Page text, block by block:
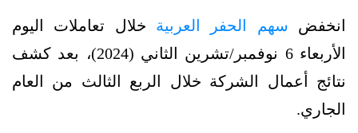
انخفض سهم الحفر العربية خلال تعاملات اليوم
الأربعاء 6 نوفمبر/تشرين الثاني (2024)، بعد كشف
نتائج أعمال الشركة خلال الربع الثالث من العام
الجاري.